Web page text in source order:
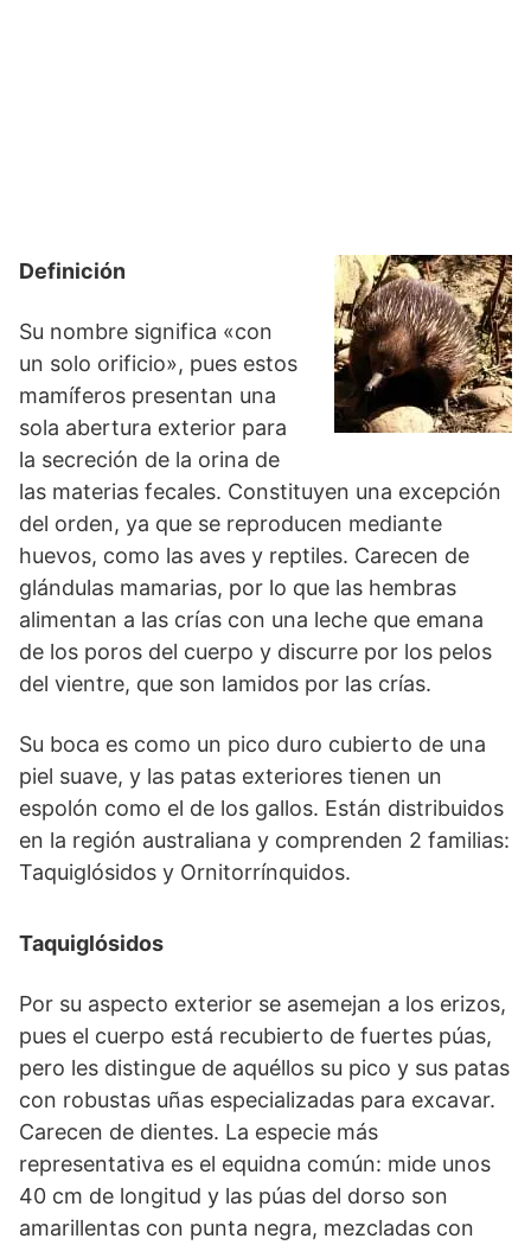
Definición
Su nombre significa «con
un solo orificio», pues estos
mamíferos presentan una
sola abertura exterior para
la secreción de la orina de
las materias fecales. Constituyen una excepción
del orden, ya que se reproducen mediante
huevos, como las aves y reptiles. Carecen de
glándulas mamarias, por lo que las hembras
alimentan a las crías con una leche que emana
de los poros del cuerpo y discurre por los pelos
del vientre, que son lamidos por las crías.
Su boca es como un pico duro cubierto de una
piel suave, y las patas exteriores tienen un
espolón como el de los gallos. Están distribuidos
en la región australiana y comprenden 2 familias:
Taquiglósidos y Ornitorrínquidos.
Taquiglósidos
Por su aspecto exterior se asemejan a los erizos,
pues el cuerpo está recubierto de fuertes púas,
pero les distingue de aquéllos su pico y sus patas
con robustas uñas especializadas para excavar.
Carecen de dientes. La especie más
representativa es el equidna común: mide unos
40 cm de longitud y las púas del dorso son
amarillentas con punta negra, mezcladas con